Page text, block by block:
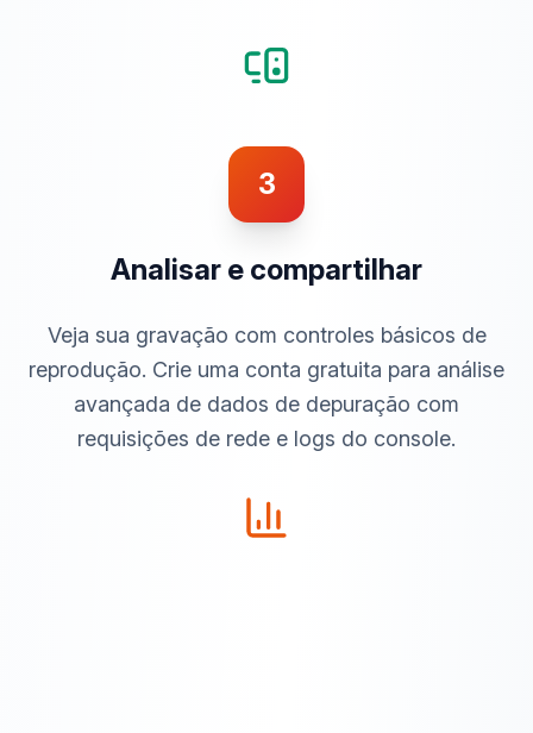
3
Analisar e compartilhar
Veja sua gravação com controles básicos de
reprodução. Crie uma conta gratuita para análise
avançada de dados de depuração com
requisições de rede e logs do console.